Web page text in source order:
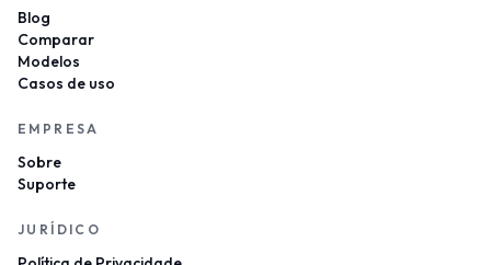
Blog
Comparar
Modelos
Casos de uso
EMPRESA
Sobre
Suporte
JURÍDICO